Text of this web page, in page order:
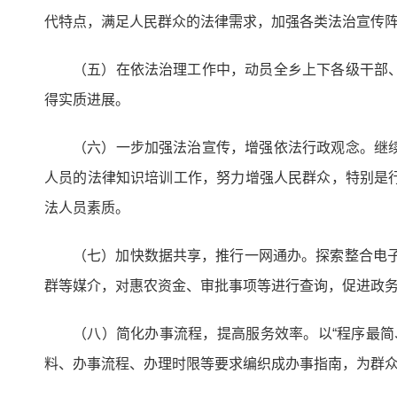
代特点，满足人民群众的法律需求，加强各类法治宣传
（五）在依法治理工作中，动员全乡上下各级干
得实质进展。
（六）一步加强法治宣传，增强依法行政观念。
人员的法律知识培训工作，努力增强人民群众，特别
法人员素质。
（七）加快数据共享，推行一网通办。探索整合
群等媒介，对惠农资金、审批事项等进行查询，促进政
（八）简化办事流程，提高服务效率。以“程序最
料、办事流程、办理时限等要求编织成办事指南，为群